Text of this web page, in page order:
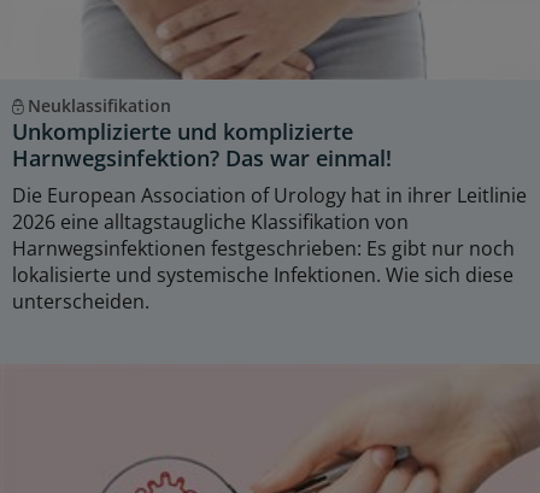
Neuklassifikation
Unkomplizierte und komplizierte
Harnwegsinfektion? Das war einmal!
Die European Association of Urology hat in ihrer Leitlinie
2026 eine alltagstaugliche Klassifikation von
Harnwegsinfektionen festgeschrieben: Es gibt nur noch
lokalisierte und systemische Infektionen. Wie sich diese
unterscheiden.